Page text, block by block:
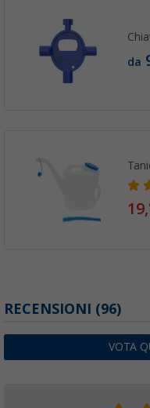
da
19,
55,
RECENSIONI (96)
VOTA